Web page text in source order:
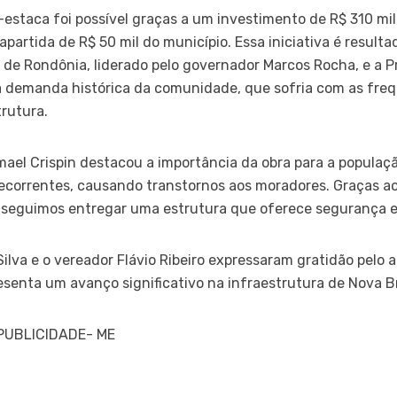
foi possível graças a um investimento de R$ 310
de R$ 50 mil do município. Essa iniciativa é
Rondônia, liderado pelo governador Marcos Rocha, e a
histórica da comunidade, que sofria com as
Crispin destacou a importância da obra para a
causando transtornos aos moradores. Graças
entregar uma estrutura que oferece segurança
e o vereador Flávio Ribeiro expressaram gratidão pelo
um avanço significativo na infraestrutura de Nova
ME